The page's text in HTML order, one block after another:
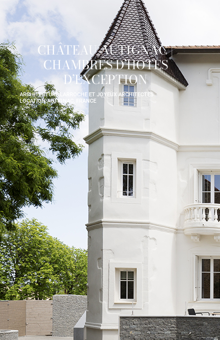
CHÂTEAU AUTIGNAC |
CHAMBRES D’HÔTES
D’EXCEPTION
ARCHITECTURE: LARROCHE ET JOYEUX ARCHITECTES
LOCATION:AUTIGNAC, FRANCE